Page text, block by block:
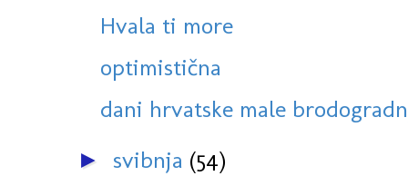
Hvala ti more
optimistična
dani hrvatske male
► svibnja (54)